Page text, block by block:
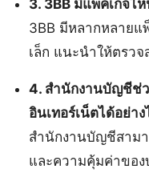
3. 3BB มีแพ็คเกจไ
3BB มีหลากหลายแ
เล็ก แนะนำให้ตรว
4. สำนักงานบัญชีช่ว
อินเทอร์เน็ตได้อย่าง
สำนักงานบัญชีสาม
และความคุ้มค่าของ